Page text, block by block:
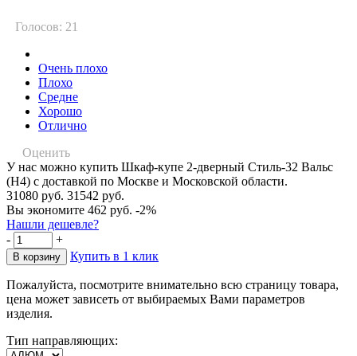
Голосов: 21
Очень плохо
Плохо
Средне
Хорошо
Отлично
Оценить
У нас можно купить Шкаф-купе 2-дверный Стиль-32 Вальс
(Н4) с доставкой по Москве и Московской области.
31080 руб. 31542 руб.
Вы экономите 462 руб. -2%
Нашли дешевле?
-
+
Купить в 1 клик
Пожалуйста, посмотрите внимательно всю страницу товара,
цена может зависеть от выбираемых Вами параметров
изделия.
Тип направляющих: